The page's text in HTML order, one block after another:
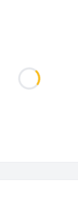
Loading...